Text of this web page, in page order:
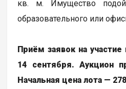
кв. м. Имущество
образовательного или
Приём заявок на участие
14 сентября. Аукцион
Начальная цена лота —